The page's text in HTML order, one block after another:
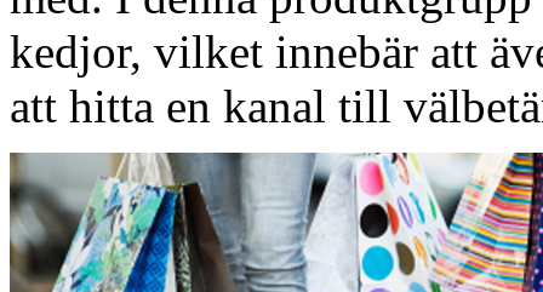
kedjor, vilket innebär att
att hitta en kanal till